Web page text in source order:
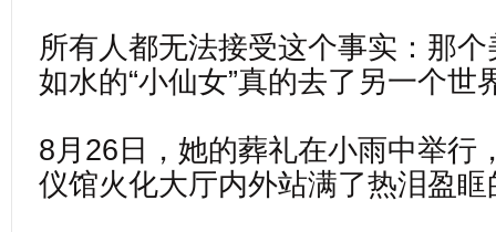
所有人都无法接受这个事实：那
如水的“小仙女”真的去了另一个世
8月26日，她的葬礼在小雨中举行
仪馆火化大厅内外站满了热泪盈眶